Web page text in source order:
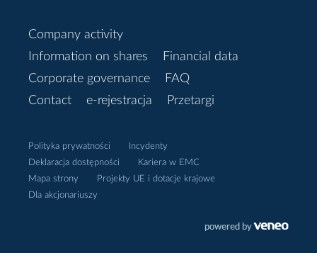
Styczeń
2019
Listopad
Październik
Company activity
Information on shares
Financial data
Corporate governance
FAQ
Contact
e-rejestracja Przetargi
Polityka prywatności
Incydenty
Deklaracja dostępności
Kariera w EMC
Mapa strony
Projekty UE i dotacje krajowe
Dla akcjonariuszy